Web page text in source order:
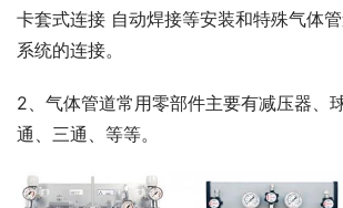
卡套式连接 自动焊接等安装和特殊气体
系统的连接。
2、气体管道常用零部件主要有减压器、
通、三通、等等。